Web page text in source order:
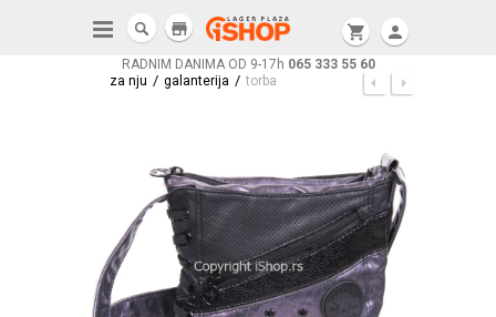
RADNIM DANIMA OD 9-17h 065 333 55 60
shopping_cart person
store
za nju / galanterija / torba